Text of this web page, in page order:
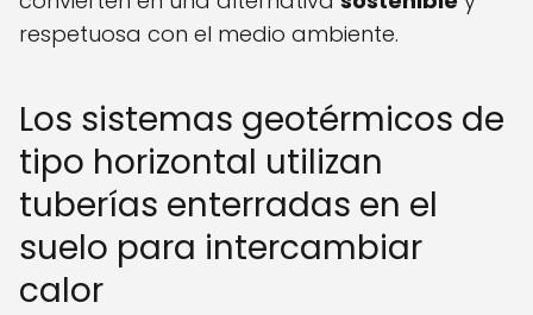
respetuosa con el medio ambiente.
Los sistemas geotérmicos de
tipo horizontal utilizan
tuberías enterradas en el
suelo para intercambiar
calor